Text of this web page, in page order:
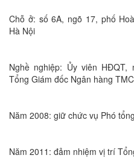
Chỗ ở: số 6A, ngõ 17, phố
Hà Nội
Nghề nghiệp: Ủy viên HĐQT,
Tổng Giám đốc Ngân hàng
Năm 2008: giữ chức vụ Phó
Năm 2011: đảm nhiệm vị trí